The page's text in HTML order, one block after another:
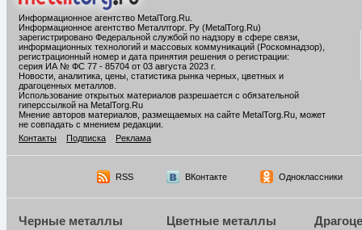
Информационное агентство MetalTorg.Ru
Информационное агентство Металлторг. Ру (MetalTorg.Ru)
зарегистрировано Федеральной службой по надзору в сфере связи,
информационных технологий и массовых коммуникаций (Роскомнадзор),
регистрационный номер и дата принятия решения о регистрации:
серия ИА № ФС 77 - 85704 от 03 августа 2023 г.
Новости, аналитика, цены, статистика рынка черных, цветных и
драгоценных металлов.
Использование открытых материалов разрешается с обязательной
гиперссылкой на MetalTorg.Ru
Мнение авторов материалов, размещаемых на сайте MetalTorg.Ru, может
не совпадать с мнением редакции.
Контакты
Подписка Реклама
RSS ВКонтакте Одноклассники
Черные металлы Цветные металлы